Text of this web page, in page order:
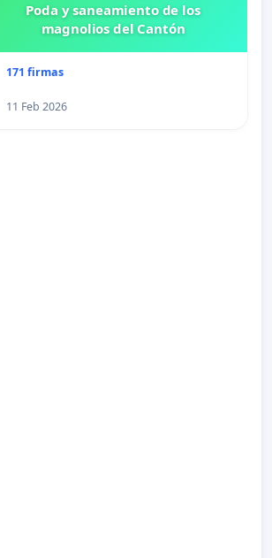
Poda y saneamiento de los
magnolios del Cantón
171 firmas
11 Feb 2026